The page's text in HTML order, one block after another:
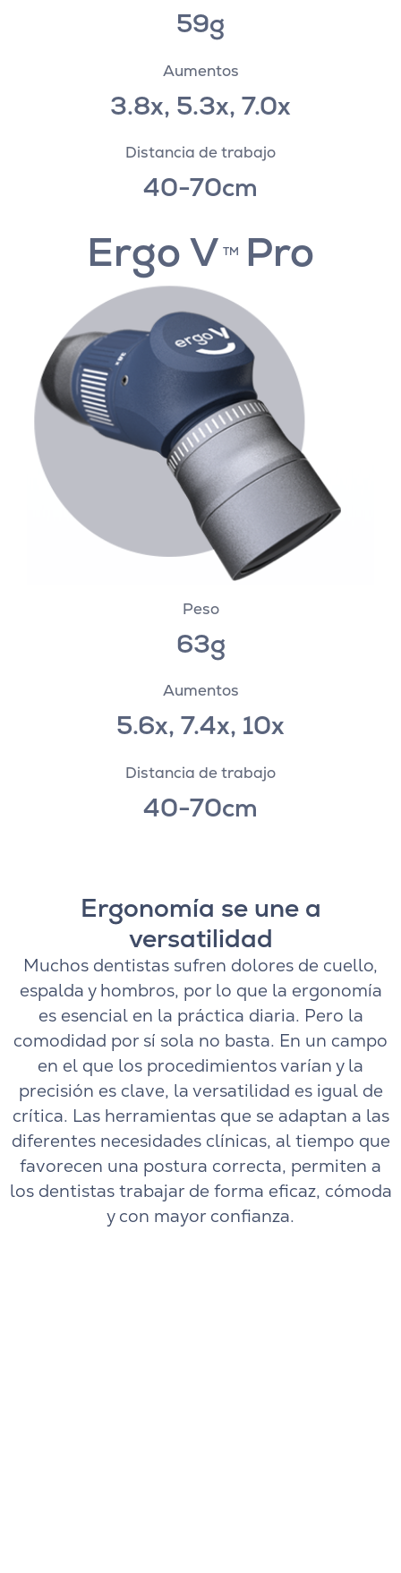
59g
Aumentos
3.8x, 5.3x, 7.0x
Distancia de trabajo
40-70cm
Ergo V TMPro
Peso
63g
Aumentos
5.6x, 7.4x, 10x
Distancia de trabajo
40-70cm
Ergonomía se une a
versatilidad
Muchos dentistas sufren dolores de cuello,
espalda y hombros, por lo que la ergonomía
es esencial en la práctica diaria. Pero la
comodidad por sí sola no basta. En un campo
en el que los procedimientos varían y la
precisión es clave, la versatilidad es igual de
crítica. Las herramientas que se adaptan a las
diferentes necesidades clínicas, al tiempo que
favorecen una postura correcta, permiten a
los dentistas trabajar de forma eficaz, cómoda
y con mayor confianza.